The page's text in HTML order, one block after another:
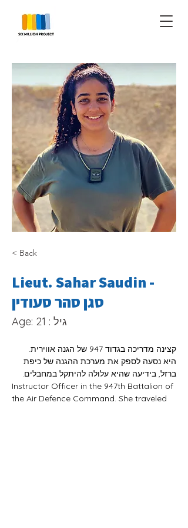
< Back
Lieut. Sahar Saudin -
סגן סהר סעודין
Age: 21 : גיל
קצינה מדריכה בגדוד 947 של הגנה אווירית.
היא נסעה לספק את מערכת ההגנה של כיפת
ברזל, בידיעה שהיא עלולה להיתקל במחבלים.
Instructor Officer in the 947th Battalion of
the Air Defence Command. She traveled